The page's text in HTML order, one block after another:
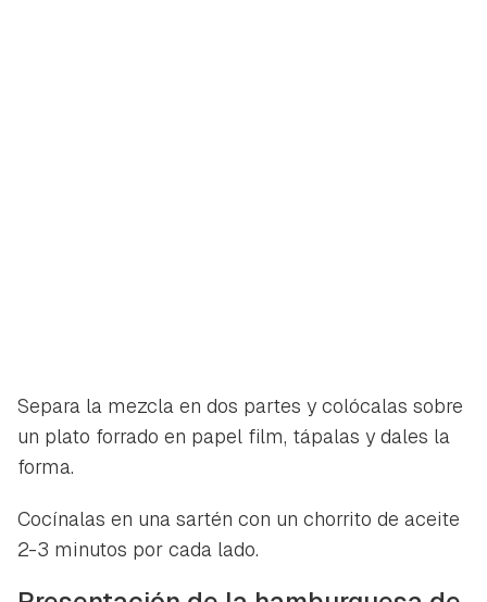
Separa la mezcla en dos partes y colócalas sobre
un plato forrado en papel film, tápalas y dales la
forma.
Cocínalas en una sartén con un chorrito de aceite
2-3 minutos por cada lado.